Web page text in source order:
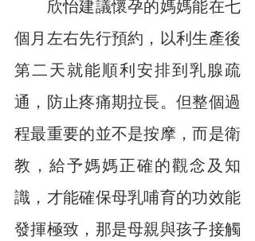
欣怡建議懷孕的媽媽能在七
個月左右先行預約，以利生產後
第二天就能順利安排到乳腺疏
通，防止疼痛期拉長。但整個過
程最重要的並不是按摩，而是衛
教，給予媽媽正確的觀念及知
識，才能確保母乳哺育的功效能
發揮極致，那是母親與孩子接觸